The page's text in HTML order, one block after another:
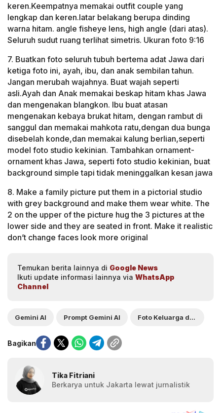
keren.Keempatnya memakai outfit couple yang
lengkap dan keren.latar belakang berupa dinding
warna hitam. angle fisheye lens, high angle (dari atas).
Seluruh sudut ruang terlihat simetris. Ukuran foto 9:16
7. Buatkan foto seluruh tubuh bertema adat Jawa dari
ketiga foto ini, ayah, ibu, dan anak sembilan tahun.
Jangan merubah wajahnya. Buat wajah seperti
asli.Ayah dan Anak memakai beskap hitam khas Jawa
dan mengenakan blangkon. Ibu buat atasan
mengenakan kebaya brukat hitam, dengan rambut di
sanggul dan memakai mahkota ratu,dengan dua bunga
disebelah konde,dan memakai kalung berlian,seperti
model foto studio kekinian. Tambahkan ornament-
ornament khas Jawa, seperti foto studio kekinian, buat
background simple tapi tidak meninggalkan kesan jawa
8. Make a family picture put them in a pictorial studio
with grey background and make them wear white. The
2 on the upper of the picture hug the 3 pictures at the
lower side and they are seated in front. Make it realistic
don’t change faces look more original
Temukan berita lainnya di Google News
Ikuti update informasi lainnya via WhatsApp
Channel
Gemini AI Prompt Gemini AI Foto Keluarga di Studio
Bagikan
Tika Fitriani
Berkarya untuk Jakarta lewat jurnalistik